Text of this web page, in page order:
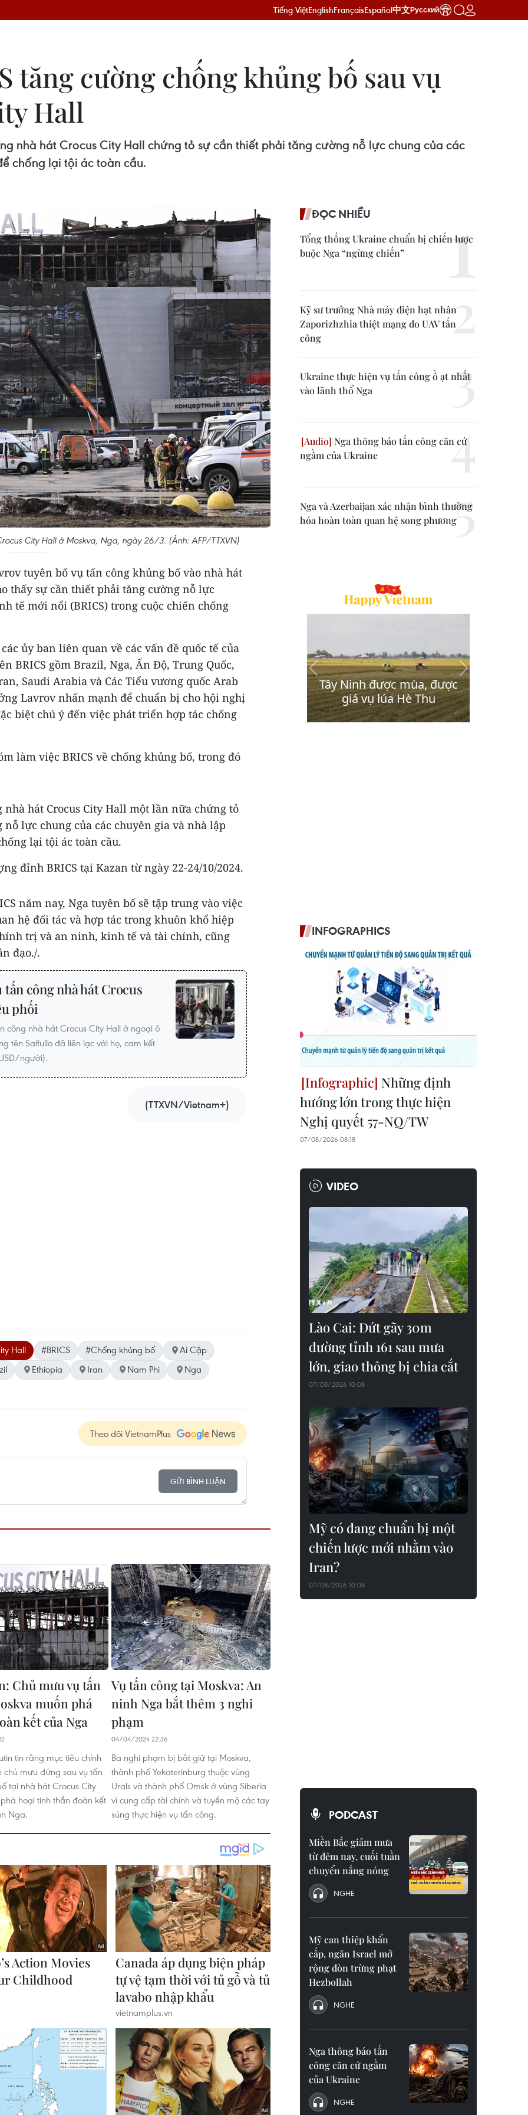
Tiếng ViệtEnglishFrançaisEspañol中文Русский
tăng cường chống khủng bố sau vụ
Hall
nhà hát Crocus City Hall chứng tỏ sự cần thiết phải tăng cường nỗ lực chung của các
chống lại tội ác toàn cầu.
City Hall ở Moskva, Nga, ngày 26/3. (Ảnh: AFP/TTXVN)
tuyên bố vụ tấn công khủng bố vào nhà hát
thấy sự cần thiết phải tăng cường nỗ lực
tế mới nổi (BRICS) trong cuộc chiến chống
ủy ban liên quan về các vấn đề quốc tế của
BRICS gồm Brazil, Nga, Ấn Độ, Trung Quốc,
Saudi Arabia và Các Tiểu vương quốc Arab
Lavrov nhấn mạnh để chuẩn bị cho hội nghị
biệt chú ý đến việc phát triển hợp tác chống
làm việc BRICS về chống khủng bố, trong đó
hát Crocus City Hall một lần nữa chứng tỏ
lực chung của các chuyên gia và nhà lập
lại tội ác toàn cầu.
đỉnh BRICS tại Kazan từ ngày 22-24/10/2024.
năm nay, Nga tuyên bố sẽ tập trung vào việc
hệ đối tác và hợp tác trong khuôn khổ hiệp
trị và an ninh, kinh tế và tài chính, cũng
đạo./.
công nhà hát Crocus
phối
công nhà hát Crocus City Hall ở ngoại ô
tên Saifullo đã liên lạc với họ, cam kết
người).
(TTXVN/Vietnam+)
Hall #BRICS #Chống khủng bố
Ai Cập
Ethiopia Iran Nam Phi
Nga
Theo dõi VietnamPlus
GỬI BÌNH LUẬN
Chủ mưu vụ tấn
muốn phá
kết của Nga
tin rằng mục tiêu chính
chủ mưu đứng sau vụ tấn
tại nhà hát Crocus City
hoại tinh thần đoàn kết
Nga.
Vụ tấn công tại Moskva: An
ninh Nga bắt thêm 3 nghi
phạm
04/04/2024 22:36
Ba nghi phạm bị bắt giữ tại Moskva,
thành phố Yekaterinburg thuộc vùng
Urals và thành phố Omsk ở vùng Siberia
vì cung cấp tài chính và tuyển mộ các tay
súng thực hiện vụ tấn công.
ĐỌC NHIỀU
Tổng thống Ukraine chuẩn bị chiến lược
buộc Nga “ngừng chiến”
Kỹ sư trưởng Nhà máy điện hạt nhân
Zaporizhzhia thiệt mạng do UAV tấn
công
Ukraine thực hiện vụ tấn công ồ ạt nhất
vào lãnh thổ Nga
Nga thông báo tấn công căn cứ
ngầm của Ukraine
Nga và Azerbaijan xác nhận bình thường
hóa hoàn toàn quan hệ song phương
INFOGRAPHICS
Những định
hướng lớn trong thực hiện
Nghị quyết 57-NQ/TW
07/08/2026 08:18
VIDEO
Lào Cai: Đứt gãy 30m
đường tỉnh 161 sau mưa
lớn, giao thông bị chia cắt
07/08/2026 10:08
Mỹ có đang chuẩn bị một
chiến lược mới nhằm vào
Iran?
07/08/2026 10:08
PODCAST
Miền Bắc giảm mưa
từ đêm nay, cuối tuần
chuyển nắng nóng
NGHE
Mỹ can thiệp khẩn
cấp, ngăn Israel mở
rộng đòn trừng phạt
Hezbollah
NGHE
Nga thông báo tấn
công căn cứ ngầm
của Ukraine
NGHE